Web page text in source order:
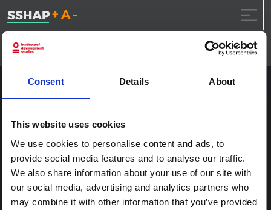
Consent Details About
This website uses cookies
We use cookies to personalise content and ads, to
provide social media features and to analyse our traffic.
We also share information about your use of our site with
our social media, advertising and analytics partners who
may combine it with other information that you’ve provided
تقليل حجم الخط.
إعادة ضبط حجم
زيادة حجم
الى المحتوى
UNI181705
آخر الملاحة
Coming of Age: Communication’s Role in Powering Global
Health
اترك تعليقاً
يجب أنت تكون مسجل الدخول لتضيف تعليقاً.